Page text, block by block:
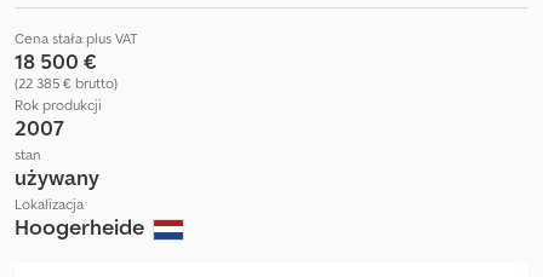
Cena stała plus VAT
18 500 €
(22 385 € brutto)
Rok produkcji
2007
stan
używany
Lokalizacja
Hoogerheide